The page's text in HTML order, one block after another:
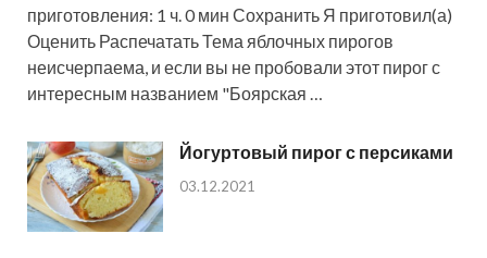
приготовления: 1 ч. 0 мин Сохранить Я приготовил(а)
Оценить Распечатать Тема яблочных пирогов
неисчерпаема, и если вы не пробовали этот пирог с
интересным названием "Боярская …
Йогуртовый пирог с персиками
03.12.2021